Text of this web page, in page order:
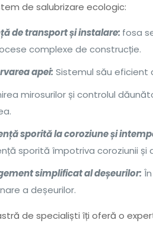
de salubrizare ecologic:
de transport și instalare: fosa
complexe de construcție.
apei: Sistemul său eficient
mirosurilor și controlul
sporită la coroziune și
sporită împotriva coroziunii și
simplificat al deșeurilor:
a deșeurilor.
de specialiști îți oferă o